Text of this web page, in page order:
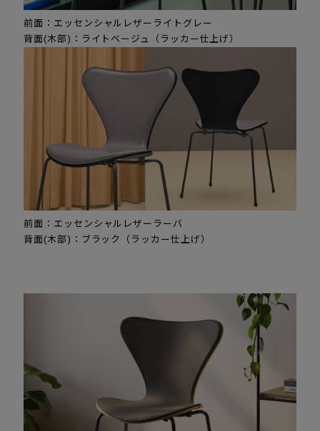
前面：エッセンシャルレザーライトグレー
背面(木部)：ライトベージュ（ラッカー仕上げ）
前面：エッセンシャルレザーラーバ
背面(木部)：ブラック（ラッカー仕上げ）